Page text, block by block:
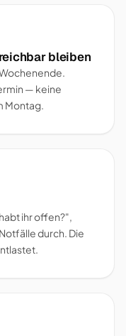
bleiben
— keine
Montag.
ihr offen?",
durch. Die